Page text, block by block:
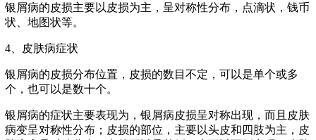
银屑病的皮损主要以皮损为主，呈对称性分布，点滴状，钱币
状、地图状等。
4、皮肤病症状
银屑病的皮损分布位置，皮损的数目不定，可以是单个或多
个，也可以是数十个。
银屑病的症状主要表现为，银屑病皮损呈对称出现，而且皮肤
病变呈对称性分布；皮损的部位，主要以头皮和四肢为主，皮